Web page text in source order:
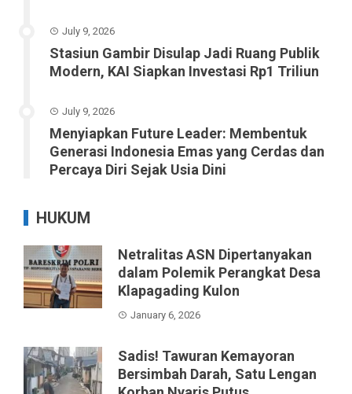
July 9, 2026
Stasiun Gambir Disulap Jadi Ruang Publik
Modern, KAI Siapkan Investasi Rp1 Triliun
July 9, 2026
Menyiapkan Future Leader: Membentuk
Generasi Indonesia Emas yang Cerdas dan
Percaya Diri Sejak Usia Dini
HUKUM
Netralitas ASN Dipertanyakan
dalam Polemik Perangkat Desa
Klapagading Kulon
January 6, 2026
Sadis! Tawuran Kemayoran
Bersimbah Darah, Satu Lengan